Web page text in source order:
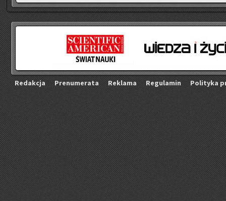
Re­dak­cja Pre­nu­me­ra­ta Re­kla­ma Re­gu­la­min Po­li­ty­ka